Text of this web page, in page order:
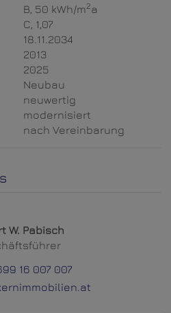
B, 50 kWh/m2a
C, 1,07
18.11.2034
2013
2025
Neubau
neuwertig
modernisiert
nach Vereinbarung
W. Pabisch
16 007 007